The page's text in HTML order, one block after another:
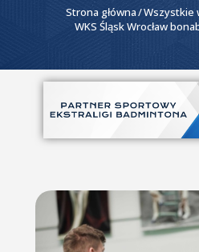
Strona główna Wszystkie
WKS Śląsk Wrocław
II liga